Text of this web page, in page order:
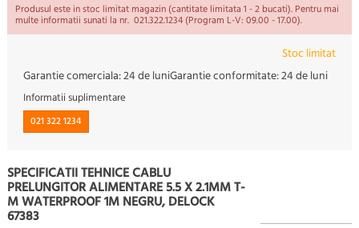
Produsul este in stoc limitat magazin (cantitate limitata 1 - 2 bucati). Pentru mai
multe informatii sunati la nr. 021.322.1234 (Program L-V: 09.00 - 17.00).
Stoc limitat
Garantie comerciala:24 de luniGarantie conformitate:24 de luni
Informatii suplimentare
021 322 1234
SPECIFICATII TEHNICE CABLU
PRELUNGITOR ALIMENTARE 5.5 X 2.1MM T-
M WATERPROOF 1M NEGRU, DELOCK
67383